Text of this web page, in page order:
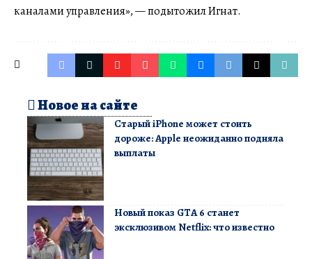
каналами управления», — подытожил Игнат.
Новое на сайте
Старый iPhone может стоить
дороже: Apple неожиданно подняла
выплаты
Новый показ GTA 6 станет
эксклюзивом Netflix: что известно